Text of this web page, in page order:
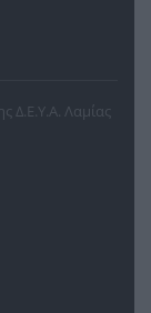
Δ.Ε.Υ.Α. Λαμίας